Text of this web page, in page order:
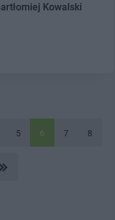
Kowalski
5 6 7 8